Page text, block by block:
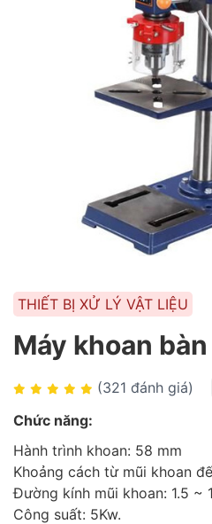
THIẾT BỊ XỬ LÝ VẬT LIỆU
Máy khoan bàn
(321 đánh giá)
Chức năng:
Hành trình khoan: 58 mm
Khoảng cách từ mũi khoan
Đường kính mũi khoan: 1.5 ~
Công suất: 5Kw.